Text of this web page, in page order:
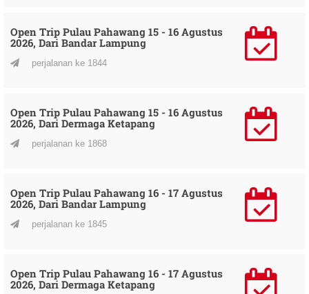
Open Trip Pulau Pahawang 15 - 16 Agustus
2026, Dari Bandar Lampung
perjalanan ke 1844
Open Trip Pulau Pahawang 15 - 16 Agustus
2026, Dari Dermaga Ketapang
perjalanan ke 1868
Open Trip Pulau Pahawang 16 - 17 Agustus
2026, Dari Bandar Lampung
perjalanan ke 1845
Open Trip Pulau Pahawang 16 - 17 Agustus
2026, Dari Dermaga Ketapang